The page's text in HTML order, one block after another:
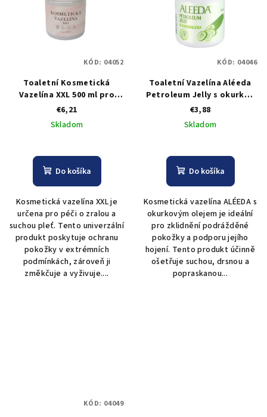
Toaletní Kosmetická
Vazelína XXL 500 ml pro
suchou pokožku
€6,21
Skladom
Do košíka
Kosmetická vazelína XXL je
určena pro péči o zralou a
suchou pleť. Tento univerzální
produkt poskytuje ochranu
pokožky v extrémních
podmínkách, zároveň ji
změkčuje a vyživuje....
KÓD: 04052
Toaletní Vazelína Aléeda
Petroleum Jelly s okurkou
220ml
€3,88
Skladom
Do košíka
Kosmetická vazelína ALÉEDA s
okurkovým olejem je ideální
pro zklidnění podrážděné
pokožky a podporu jejího
hojení. Tento produkt účinně
ošetřuje suchou, drsnou a
popraskanou...
KÓD: 04046
KÓD: 04049